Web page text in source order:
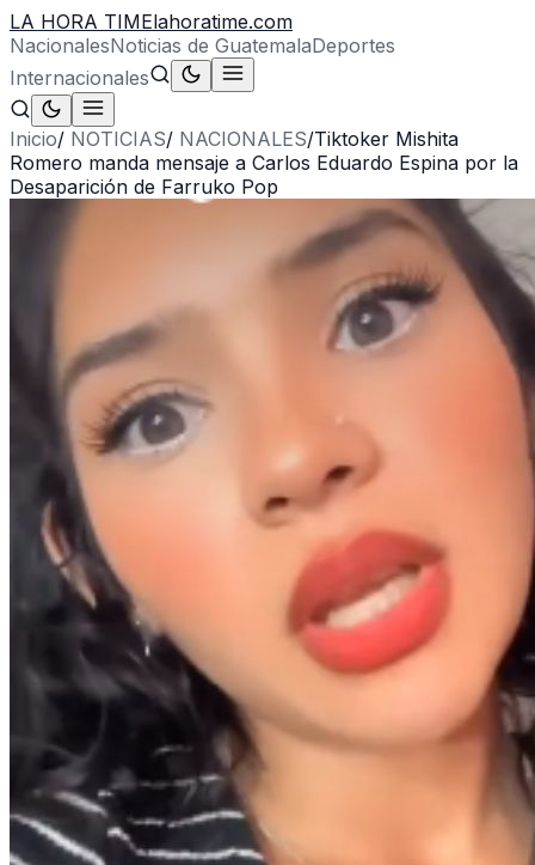
LA HORA TIMElahoratime.com
NacionalesNoticias de GuatemalaDeportes
Internacionales
Inicio/ NOTICIAS/ NACIONALES/Tiktoker Mishita
Romero manda mensaje a Carlos Eduardo Espina por la
Desaparición de Farruko Pop